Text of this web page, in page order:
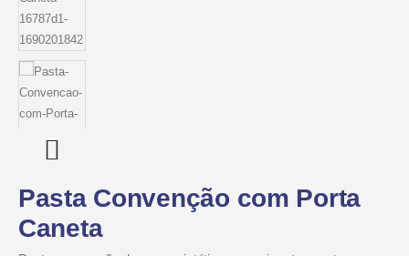
Pasta Convenção com Porta
Caneta